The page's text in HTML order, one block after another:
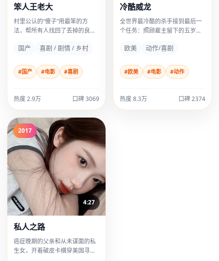
笨人王老大
村里公认的“傻子”用最笨的方
法，帮所有人找回了丢掉的良
国产 喜剧 / 剧情 / 乡村
#国产 #电影 #喜剧
热度 2.9万 口碑 3069
冷酷威龙
全世界最冷酷的杀手接到最后一
个任务：照顾雇主留下的五岁小
欧美 动作/喜剧
#欧美 #电影 #动作
热度 8.3万 口碑 2374
2017
4:27
私人之路
癌症晚期的父亲和从未谋面的私
生女，开着破皮卡横穿美国寻找